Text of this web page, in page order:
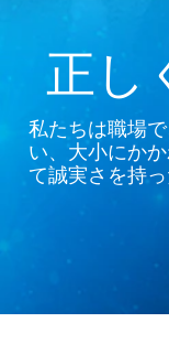
正し
私たちは職場
い、大小にか
て誠実さを持